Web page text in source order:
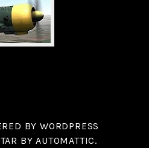
BY WORDPRESS
BYAUTOMATTIC.